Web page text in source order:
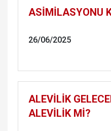
ASİMİLASYONU
26/06/2025
ALEVİLİK
ALEVİLİK Mİ?